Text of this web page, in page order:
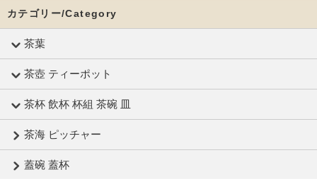
カテゴリー/Category
茶葉
茶壺 ティーポット
茶杯 飲杯 杯組 茶碗 皿
茶海 ピッチャー
蓋碗 蓋杯